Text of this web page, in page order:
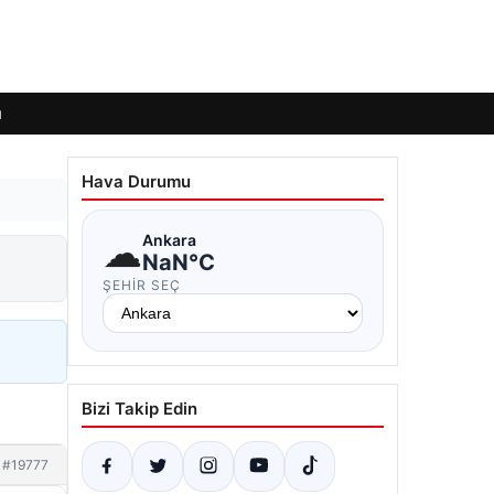
#19777
Hava Durumu
☁Ankara
NaN°C
ŞEHIR SEÇ
Bizi Takip Edin